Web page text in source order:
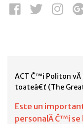
ACT Č™i Politon
toateâ€ť (The
Este un
personalÄ Č™i se